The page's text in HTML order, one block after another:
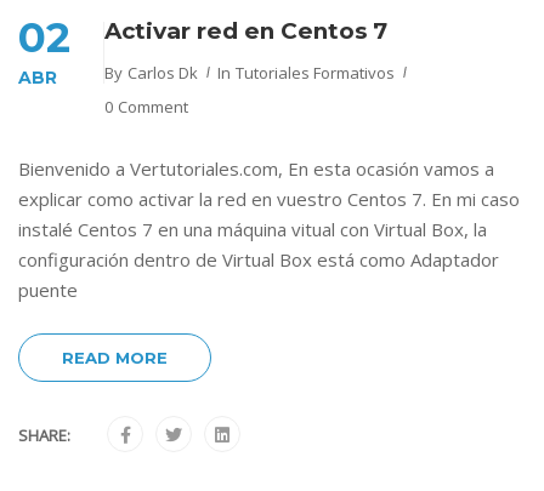
02
ABR
Activar red en Centos 7
By Carlos Dk In Tutoriales Formativos
0 Comment
Bienvenido a Vertutoriales.com, En esta ocasión vamos a
explicar como activar la red en vuestro Centos 7. En mi caso
instalé Centos 7 en una máquina vitual con Virtual Box, la
configuración dentro de Virtual Box está como Adaptador
puente
READ MORE
SHARE: